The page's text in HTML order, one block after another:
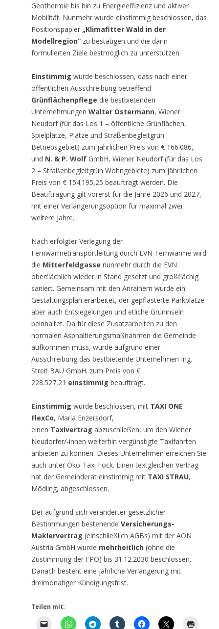
Geothermie bis hin zu Energieeffizienz und aktiver
Mobilität. Nunmehr wurde einstimmig beschlossen, das
Positionspapier „Klimafitter Wald in der
Modellregion“ zu bestätigen und die darin
formulierten Ziele bestmöglich zu unterstützen.
Einstimmig wurde beschlossen, dass nach einer
öffentlichen Ausschreibung betreffend
Grünflächenpflege die bestbietenden
Unternehmungen Walter Ostermann, Wiener
Neudorf (für das Los 1 – öffentliche Grünflächen,
Spielplätze, Plätze und Straßenbegleitgrün
Betriebsgebiet) zum jährlichen Preis von € 166.086,-
und N. & P. Wolf GmbH, Wiener Neudorf (für das Los
2 – Straßenbegleitgrün Wohngebiete) zum jährlichen
Preis von € 154.195,25 beauftragt werden. Die
Beauftragung gilt vorerst für die Jahre 2026 und 2027,
mit einer Verlängerungsoption für maximal zwei
weitere Jahre.
Nach erfolgter Verlegung der
Fernwärmetransportleitung durch EVN-Fernwärme wird
die Mitterfeldgasse nunmehr durch die EVN
oberflächlich wieder in Stand gesetzt und großflächig
saniert. Gemeinsam mit den Anrainern wurde ein
Gestaltungsplan erarbeitet, der gepflasterte Parkplätze
aber auch Entsiegelungen und etliche Grüninseln
beinhaltet. Da für diese Zusatzarbeiten zu den
normalen Asphaltierungsmaßnahmen die Gemeinde
aufkommen muss, wurde aufgrund einer
Ausschreibung das bestbietende Unternehmen Ing.
Streit BAU GmbH. zum Preis von €
228.527,21 einstimmig beauftragt.
Einstimmig wurde beschlossen, mit TAXI ONE
FlexCo, Maria Enzersdorf,
einen Taxivertrag abzuschließen, um den Wiener
Neudorfer/-innen weiterhin vergünstigte Taxifahrten
anbieten zu können. Dieses Unternehmen erreichen Sie
auch unter Öko-Taxi Fock. Einen textgleichen Vertrag
hat der Gemeinderat einstimmig mit TAXI STRAU,
Mödling, abgeschlossen.
Der aufgrund sich veränderter gesetzlicher
Bestimmungen bestehende Versicherungs-
Maklervertrag (einschließlich AGBs) mit der AON
Austria GmbH wurde mehrheitlich (ohne die
Zustimmung der FPÖ) bis 31.12.2030 beschlossen.
Danach besteht eine jährliche Verlängerung mit
dreimonatiger Kündigungsfrist.
Teilen mit: